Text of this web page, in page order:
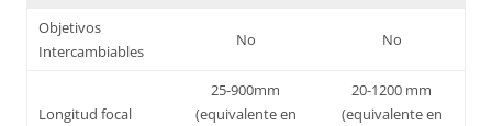
Objetivos
Intercambiables
No No
Longitud focal
25-900mm
(equivalente en
20-1200 mm
(equivalente en